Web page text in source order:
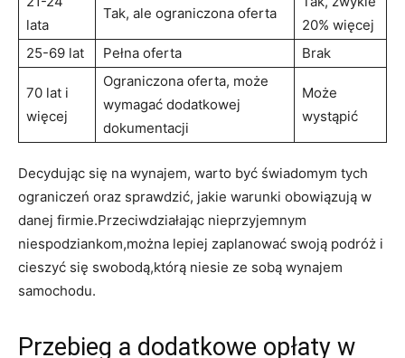
lata
Tak, ale ograniczona​ oferta
20% więcej
25-69 lat
Pełna oferta Brak
70 lat i
więcej
Ograniczona oferta, może
wymagać dodatkowej
dokumentacji
Może
wystąpić
Decydując się na wynajem, warto być świadomym⁣ tych
ograniczeń oraz ⁤sprawdzić, jakie warunki⁢ obowiązują w
danej firmie.Przeciwdziałając nieprzyjemnym
niespodziankom,można lepiej zaplanować swoją podróż i
cieszyć się swobodą,którą niesie ze sobą wynajem
samochodu.
Przebieg a dodatkowe opłaty w